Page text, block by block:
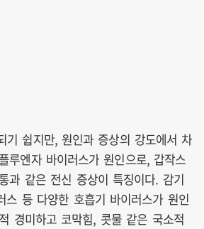
기 쉽지만, 원인과 증상의 강도에서 차
루엔자 바이러스가 원인으로, 갑작스
과 같은 전신 증상이 특징이다. 감기
스 등 다양한 호흡기 바이러스가 원인
경미하고 코막힘, 콧물 같은 국소적